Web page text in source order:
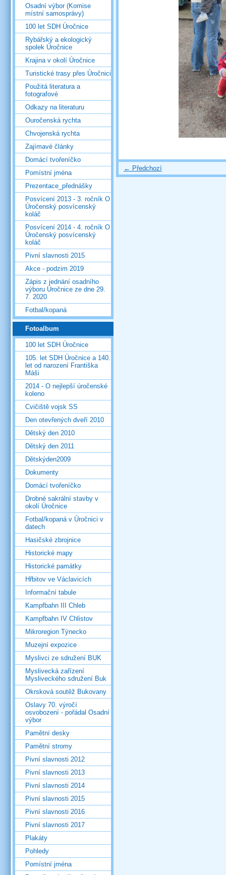
← Předchozí
Osadní výbor (Komise
místní samosprávy)
100 let SDH Úročnice
Rybářský a ekologický
spolek Úročnice
Krajina v okolí Úročnice
Turistické trasy přes Úročnici
Použitá literatura a
fotografové
Odkazy na literaturu
Ouročenská rychta
Chvojenská rychta
Zajímavé články
Domácí tvořeníčko
Pomístní jména
Prezentace_přednášky
Posvícení 2013 - 3. ročník O
Úročenský posvícenský
koláč
Posvícení 2014 - 4. ročník O
Úročenský posvícenský
koláč
Pivní slavnosti 2015
Akce - podzim 2019
Zápis z jednání osadního
výboru Úročnice ze dne 29.
7. 2020
Fotbal/kopaná
Fotoalbum
100 let SDH Úročnice
105. let SDH Úročnice a 140.
let od narození Františka
Máši
2014 - O nejlepší úročenské
koleno
Cvičiště vojsk SS
Den otevřených dveří 2010
Dětský den 2010
Dětský den 2011
Dětskýden2009
Dokumenty
Domácí tvořeníčko
Drobné sakrální stavby v
okolí Úročnice
Fotbal/kopaná v Úročnici v
datech
Hasičské zbrojnice
Historické mapy
Historické památky
Hřbitov ve Václavicích
Informační tabule
Kampfbahn III Chleb
Kampfbahn IV Chlistov
Mikroregion Týnecko
Muzejní expozice
Myslivci ze sdružení BUK
Myslivecká zařízení
Mysliveckého sdružení Buk
Okrsková soutěž Bukovany
Oslavy 70. výročí
osvobození - pořádal Osadní
výbor
Pamětní desky
Pamětní stromy
Pivní slavnosti 2012
Pivní slavnosti 2013
Pivní slavnosti 2014
Pivní slavnosti 2015
Pivní slavnosti 2016
Pivní slavnosti 2017
Plakáty
Pohledy
Pomístní jména